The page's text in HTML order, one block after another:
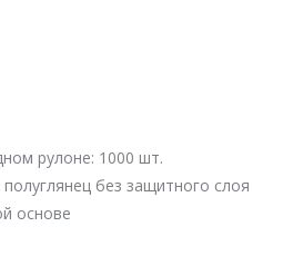
рулоне: 1000 шт.
полуглянец без защитного слоя
основе